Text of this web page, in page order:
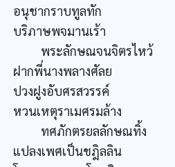
อนุชากราบทูลทัก
บริภาษพจมานเร้า
พระลักษณจนจิตรไหว้
ฝากพี่นางพลางศัลย
ปวงฝูงอับศรสวรรค์
หวนเหตุราเมศรมล้าง
ทศภักตรยลลักษณทิ้ง
แปลงเพศเป็นชฎิลลิน